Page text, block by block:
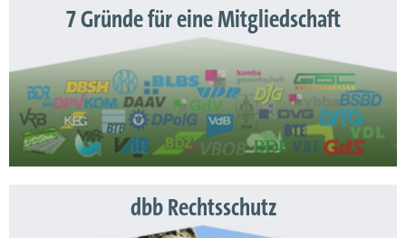
7 Gründe für eine Mitgliedschaft
dbb Rechtsschutz